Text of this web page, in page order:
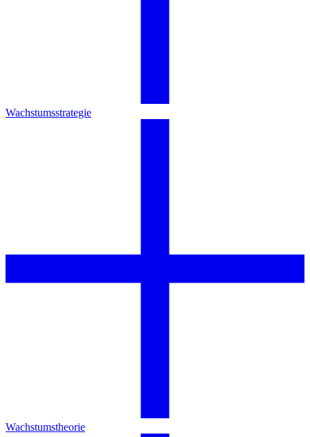
Wachstumsstrategie
Wachstumstheorie